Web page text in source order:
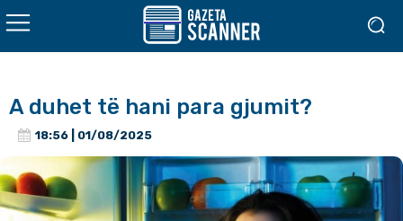
A duhet të hani para gjumit?
18:56 | 01/08/2025